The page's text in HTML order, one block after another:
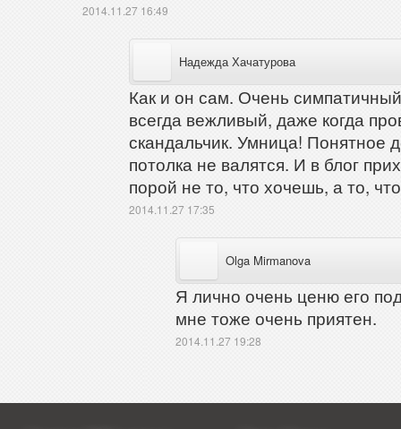
2014.11.27 16:49
Надежда Хачатурова
Как и он сам. Очень
всегда вежливый, даже когда
скандальчик. Умница! Понятное
потолка не валятся. И в блог
порой не то, что хочешь, а то,
2014.11.27 17:35
Olga Mirmanova
Я лично очень ценю его
мне тоже очень приятен.
2014.11.27 19:28